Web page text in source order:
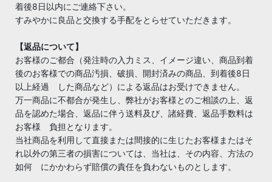
着後8日以内にご連絡下さい。
すみやかに良品と交換する手配をとらせていただきます。
【返品について】
お客様のご都合（発注時の入力ミス、イメージ違い、商品到着
後のお客様での商品汚損、破損、開封済みの商品、到着後8日
以上経過 した商品など）による返品はお受けできません。
万一商品に不都合が発生し、弊社がお客様とのご相談の上、返
品を認めた場合、返品に伴う送料及び、諸経費、返品手数料は
お客様 負担となります。
当社商品を利用して直接または間接的に生じたお客様またはそ
れ以外の第三者の損害については、当社は、その内容、方法の
如何 にかかわらず賠償の責任を負わないものとします。